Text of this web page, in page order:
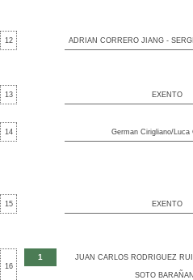
12 ADRIAN CORRERO JIANG -
13 EXENTO
14 German Cirigliano/Luca
15 EXENTO
16
1 JUAN CARLOS RODRIGUEZ
SOTO